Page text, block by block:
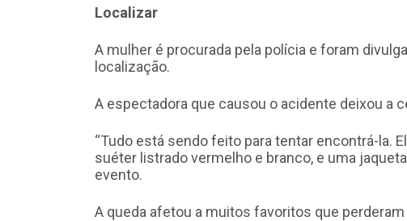
Localizar
A mulher é procurada pela polícia e foram
localização.
A espectadora que causou o acidente deixou a
“Tudo está sendo feito para tentar encontrá-la.
suéter listrado vermelho e branco, e uma
evento.
A queda afetou a muitos favoritos que